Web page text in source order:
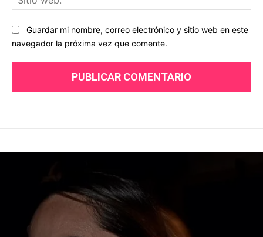
Guardar mi nombre, correo electrónico y sitio web en este
navegador la próxima vez que comente.